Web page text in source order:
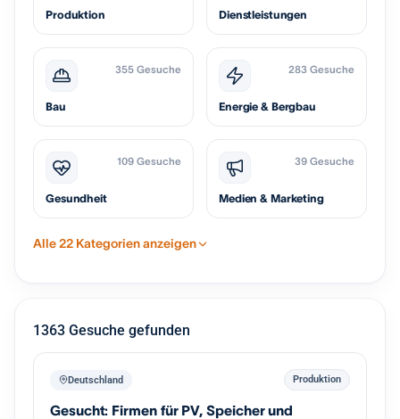
Produktion Dienstleistungen
355 Gesuche
Bau
283 Gesuche
Energie & Bergbau
109 Gesuche
Gesundheit
39 Gesuche
Medien & Marketing
Alle 22 Kategorien anzeigen
1363 Gesuche gefunden
Deutschland Produktion
Gesucht: Firmen für PV, Speicher und